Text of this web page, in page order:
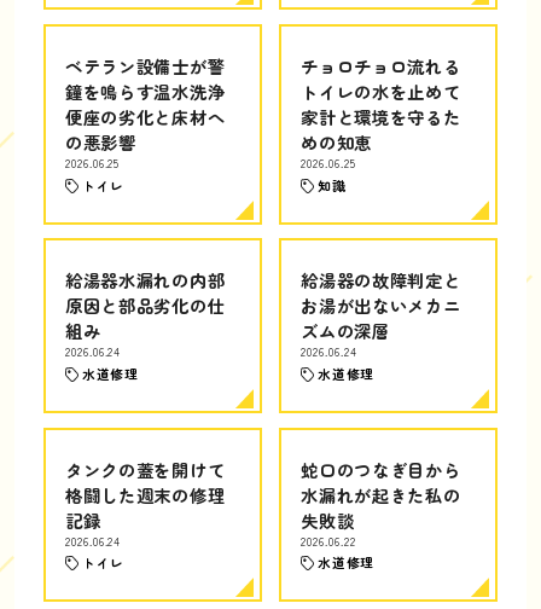
ベテラン設備士が警
鐘を鳴らす温水洗浄
便座の劣化と床材へ
の悪影響
2026.06.25
トイレ
チョロチョロ流れる
トイレの水を止めて
家計と環境を守るた
めの知恵
2026.06.25
知識
給湯器水漏れの内部
原因と部品劣化の仕
組み
2026.06.24
水道修理
給湯器の故障判定と
お湯が出ないメカニ
ズムの深層
2026.06.24
水道修理
タンクの蓋を開けて
格闘した週末の修理
記録
2026.06.24
トイレ
蛇口のつなぎ目から
水漏れが起きた私の
失敗談
2026.06.22
水道修理